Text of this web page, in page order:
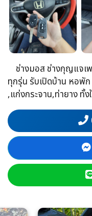
ช่างมอส ช่างกุญแจเ
ทุกรุ่น รับเปิดบ้าน หอพั
,แก่งกระจาน,ท่ายาง ทั้